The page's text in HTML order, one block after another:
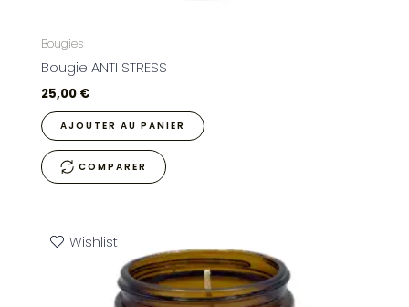
Bougies
Bougie ANTI STRESS
25,00 €
AJOUTER AU PANIER
COMPARER
Wishlist